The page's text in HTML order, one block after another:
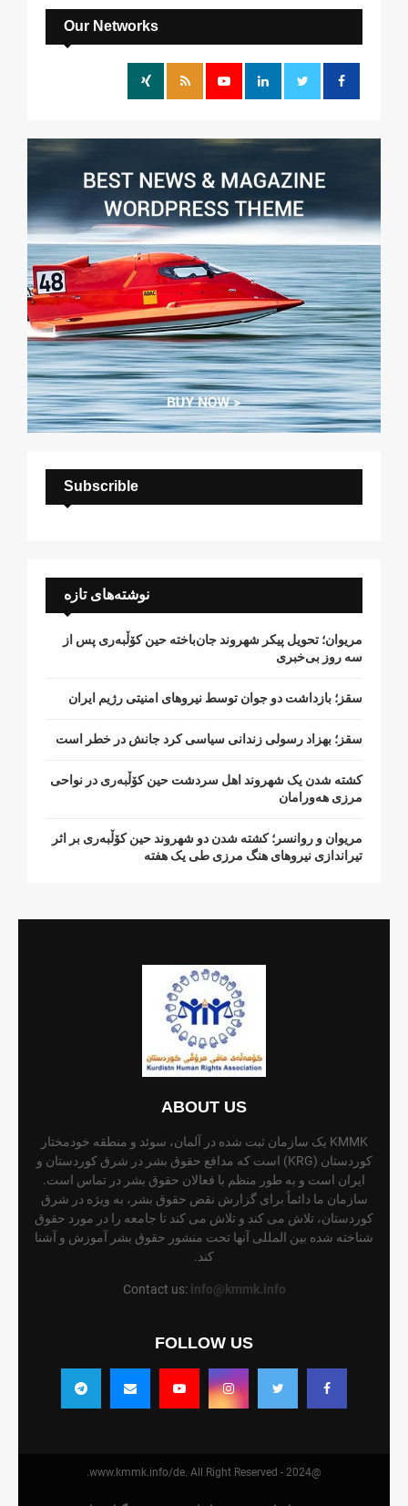
f
o
E
A
H
Our Networks
Subscrible
نوشته‌های تازه
مریوان؛ تحویل پیکر شهروند جان‌باخته حین کۆڵبەری پس از
سە روز بی‌خبری
سقز؛ بازداشت دو جوان توسط نیروهای امنیتی رژیم ایران
سقز؛ بهزاد رسولی زندانی سیاسی کرد جانش در خطر است
کشتە شدن یک شهروند اهل سردشت حین کۆڵبەری در نواحی
مرزی هەورامان
مریوان و روانسر؛ کشته شدن دو شهروند حین کۆڵبەری بر اثر
تیراندازی نیروهای هنگ مرزی طی یک هفته
ABOUT US
KMMK یک سازمان ثبت شده در آلمان، سوئد و منطقه خودمختار
کوردستان (KRG) است که مدافع حقوق بشر در شرق کوردستان و
ایران است و به طور منظم با فعالان حقوق بشر در تماس است.
سازمان ما دائماً برای گزارش نقض حقوق بشر، به ویژه در شرق
کوردستان، تلاش می کند و تلاش می کند تا جامعه را در مورد حقوق
شناخته شده بین المللی آنها تحت منشور حقوق بشر آموزش و آشنا
کند.
Contact us: info@kmmk.info
FOLLOW US
@2024 - www.kmmk.info/de. All Right Reserved.